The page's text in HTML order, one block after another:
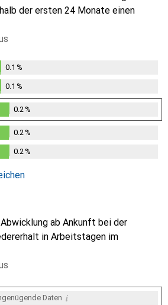
der ersten 24 Monate einen
0.1 %
0.1 %
0.2 %
0.2 %
0.2 %
ab Ankunft bei der
in Arbeitstagen im
Daten i